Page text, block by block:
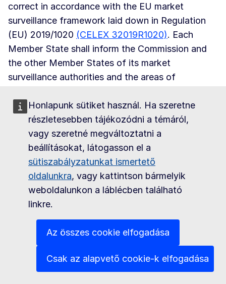
Honlapunk sütiket használ. Ha szeretne
részletesebben tájékozódni a témáról,
vagy szeretné megváltoztatni a
beállításokat, látogasson el a
sütiszabályzatunkat ismertető
oldalunkra, vagy kattintson bármelyik
weboldalunkon a láblécben található
linkre.
Az összes cookie elfogadása
Csak az alapvető cookie-k elfogadása
correct in accordance with the EU market
surveillance framework laid down in Regulation
(EU) 2019/1020 (CELEX 32019R1020). Each
Member State shall inform the Commission and
the other Member States of its market
surveillance authorities and the areas of
Products complying with Regulation (EU)
(CELEX 32024R0573)
enjoy free
circulation within the EU. However, in case a
Member State ascertains that a product does not
comply with the requirements of the Regulation,
the competent authority of the Member State
shall forbid its placing on the market, restrict the
from the market where other corrective measures
The Member State shall inform the Commission